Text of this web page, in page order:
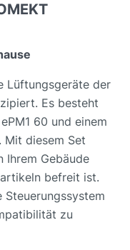
Lüftungsgeräte der
Es besteht
60 und einem
Mit diesem Set
Ihrem Gebäude
befreit ist.
zu